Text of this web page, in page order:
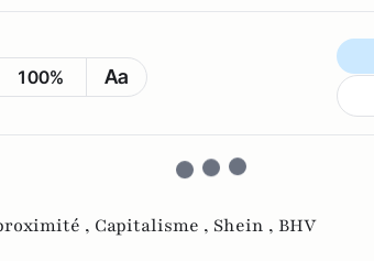
100% Aa
, Capitalisme , Shein , BHV